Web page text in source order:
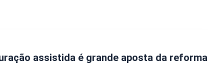
assistida é grande aposta da reforma